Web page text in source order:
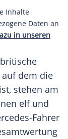
Inhalte
Daten an
in unseren
auf dem die
stehen am
elf und
Fahrer